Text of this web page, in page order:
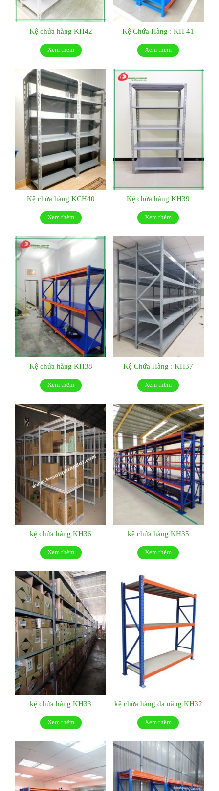
Kệ chứa hàng KH42
Xem thêm
Kệ Chứa Hàng : KH 41
Xem thêm
Kệ chứa hàng KCH40
Xem thêm
Kệ chứa hàng KH39
Xem thêm
Kệ chứa hàng KH38
Xem thêm
Kệ Chứa Hàng : KH37
Xem thêm
kệ chứa hàng KH36
Xem thêm
kệ chứa hàng KH35
Xem thêm
kệ chứa hàng KH33
Xem thêm
kệ chứa hàng đa năng KH32
Xem thêm